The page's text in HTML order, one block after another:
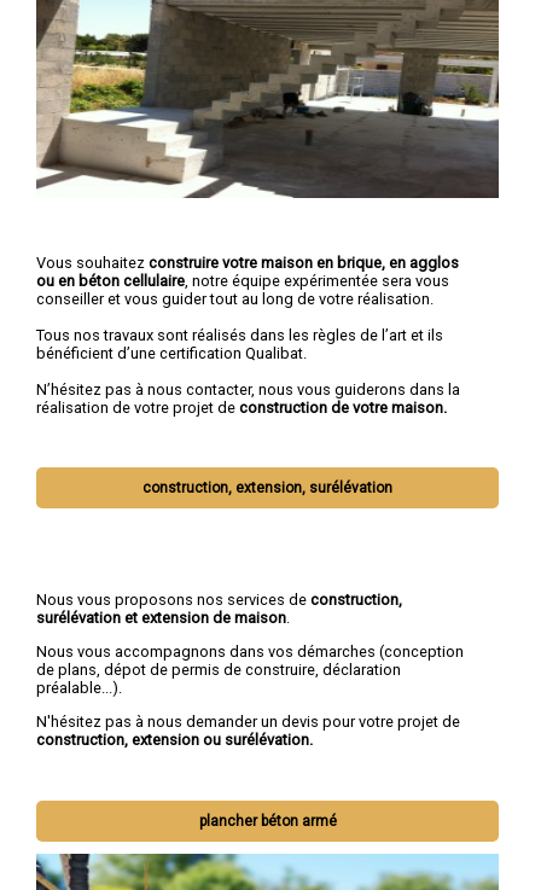
Vous souhaitez construire votre maison en brique, en agglos
ou en béton cellulaire , notre équipe expérimentée sera vous
conseiller et vous guider tout au long de votre réalisation.
Tous nos travaux sont réalisés dans les règles de l’art et ils
bénéficient d’une certification Qualibat.
N’hésitez pas à nous contacter, nous vous guiderons dans la
réalisation de votre projet de construction de votre maison.
construction, extension, surélévation
Nous vous proposons nos services de construction,
surélévation et extension de maison.
Nous vous accompagnons dans vos démarches (conception
de plans, dépot de permis de construire, déclaration
préalable...).
N'hésitez pas à nous demander un devis pour votre projet de
construction, extension ou surélévation.
plancher béton armé